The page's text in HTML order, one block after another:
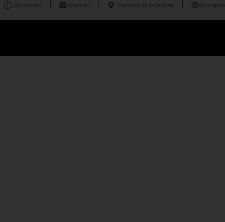
Доставчик Контакт Търсене на търговец България